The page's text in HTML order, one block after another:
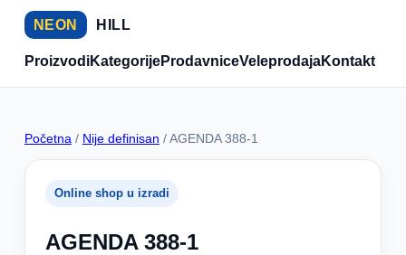
NEON HILL
ProizvodiKategorijeProdavniceVeleprodajaKontakt
Početna / Nije definisan / AGENDA 388-1
Online shop u izradi
AGENDA 388-1